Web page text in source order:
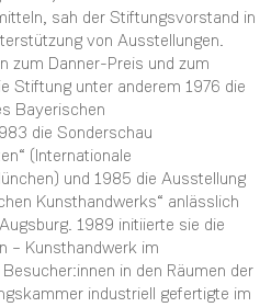
sah der Stiftungsvorstand in
von Ausstellungen.
zum Danner-Preis und zum
Stiftung unter anderem 1976 die
Bayerischen
die Sonderschau
(Internationale
und 1985 die Ausstellung
Kunsthandwerks“ anlässlich
1989 initiierte sie die
– Kunsthandwerk im
in den Räumen der
industriell gefertigte im